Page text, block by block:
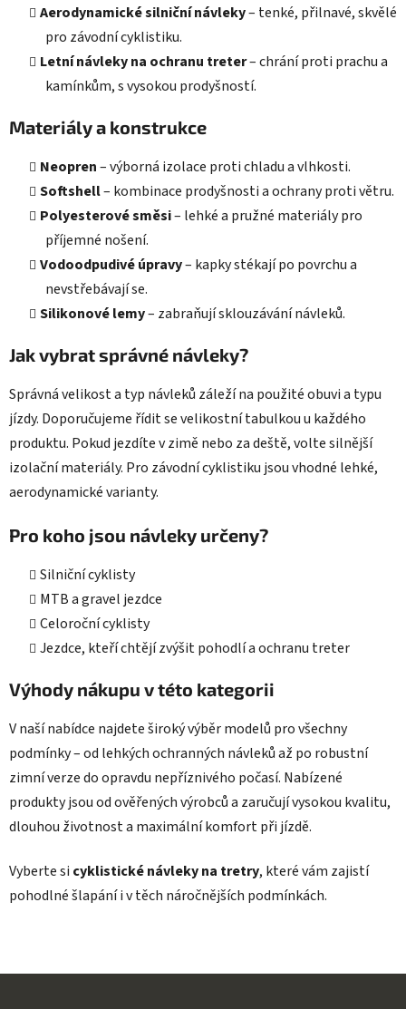
Aerodynamické silniční návleky– tenké, přilnavé, skvělé
pro závodní cyklistiku.
Letní návleky na ochranu treter– chrání proti prachu a
kamínkům, s vysokou prodyšností.
Materiály a konstrukce
Neopren– výborná izolace proti chladu a vlhkosti.
Softshell– kombinace prodyšnosti a ochrany proti větru.
Polyesterové směsi– lehké a pružné materiály pro
příjemné nošení.
Vodoodpudivé úpravy– kapky stékají po povrchu a
nevstřebávají se.
Silikonové lemy– zabraňují sklouzávání návleků.
Jak vybrat správné návleky?
Správná velikost a typ návleků záleží na použité obuvi a typu
jízdy. Doporučujeme řídit se velikostní tabulkou u každého
produktu. Pokud jezdíte v zimě nebo za deště, volte silnější
izolační materiály. Pro závodní cyklistiku jsou vhodné lehké,
aerodynamické varianty.
Pro koho jsou návleky určeny?
Silniční cyklisty
MTB a gravel jezdce
Celoroční cyklisty
Jezdce, kteří chtějí zvýšit pohodlí a ochranu treter
Výhody nákupu v této kategorii
V naší nabídce najdete široký výběr modelů pro všechny
podmínky – od lehkých ochranných návleků až po robustní
zimní verze do opravdu nepříznivého počasí. Nabízené
produkty jsou od ověřených výrobců a zaručují vysokou kvalitu,
dlouhou životnost a maximální komfort při jízdě.
Vyberte si cyklistické návleky na tretry, které vám zajistí
pohodlné šlapání i v těch náročnějších podmínkách.